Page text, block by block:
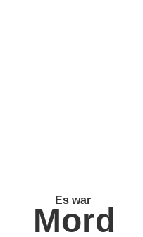
Es war
Mord